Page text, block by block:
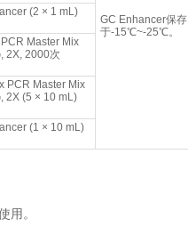
GC Enhancer保存
于-15℃~-25℃。
(2 × 1 mL)
Master Mix
2X, 2000次
PCR Master Mix
2X (5 × 10 mL)
(1 × 10 mL)
用。